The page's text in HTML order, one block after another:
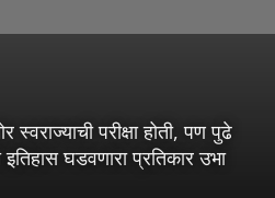
परीक्षा होती, पण पुढे
इतिहास घडवणारा प्रतिकार उभा